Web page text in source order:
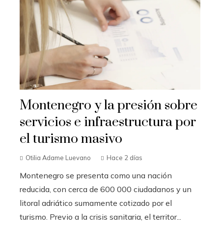
Montenegro y la presión sobre
servicios e infraestructura por
el turismo masivo
Otilia Adame Luevano Hace 2 días
Montenegro se presenta como una nación
reducida, con cerca de 600 000 ciudadanos y un
litoral adriático sumamente cotizado por el
turismo. Previo a la crisis sanitaria, el territor...